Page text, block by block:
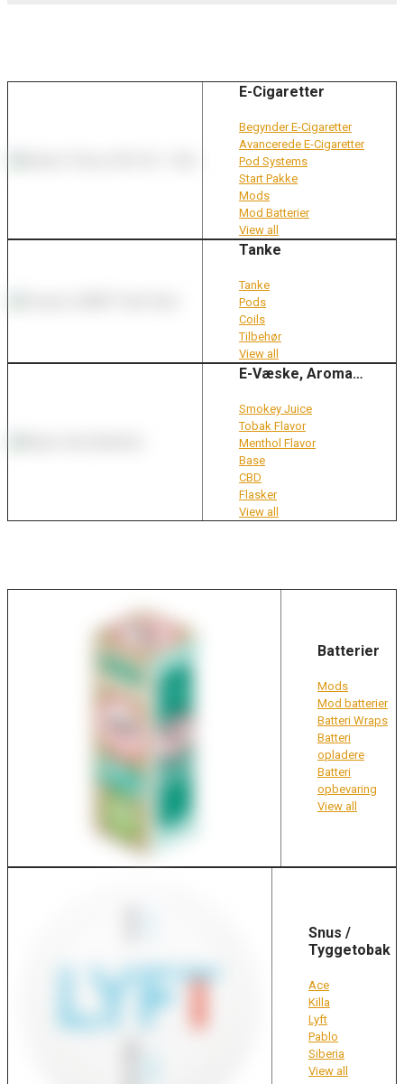
E-Cigaretter
Begynder E-Cigaretter
Avancerede E-Cigaretter
Pod Systems
Start Pakke
Mods
Mod Batterier
View all
Tanke
Tanke
Pods
Coils
Tilbehør
View all
E-Væske, Aroma…
Smokey Juice
Tobak Flavor
Menthol Flavor
Base
CBD
Flasker
View all
Batterier
Mods
Mod batterier
Batteri Wraps
Batteri
opladere
Batteri
opbevaring
View all
Snus /
Tyggetobak
Ace
Killa
Lyft
Pablo
Siberia
View all